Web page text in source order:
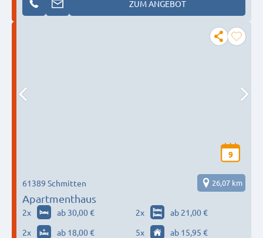
ZUM ANGEBOT
9
Apartmenthaus
61389 Schmitten 26,07 km
2x ab 30,00 € 2x
ab 21,00 €
2x ab 18,00 € 5x ab 15,95 €